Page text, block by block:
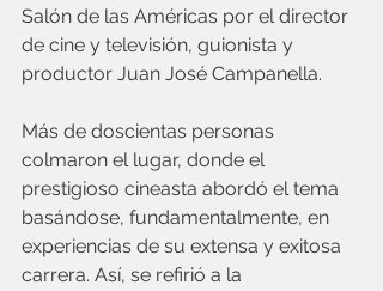
Salón de las Américas por el director
de cine y televisión, guionista y
productor Juan José Campanella.
Más de doscientas personas
colmaron el lugar, donde el
prestigioso cineasta abordó el tema
basándose, fundamentalmente, en
experiencias de su extensa y exitosa
carrera. Así, se refirió a la